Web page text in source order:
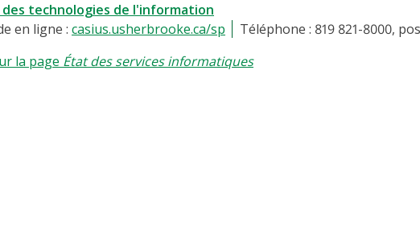
des technologies de l'information
en ligne : casius.usherbrooke.ca/sp
Téléphone : 819 821-8000,
la page État des services informatiques